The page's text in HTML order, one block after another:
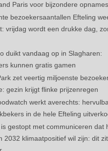
Paris voor bijzondere opnames
bezoekersaantallen Efteling
vrijdag wordt een drukke dag,
duikt vandaag op in Slagharen:
kunnen gratis gamen
zet veertig miljoenste
gezin krijgt flinke prijzenregen
werkt averechts:
in de hele Efteling
gestopt met communiceren dat
2032 klimaatpositief wil zijn: dit zit